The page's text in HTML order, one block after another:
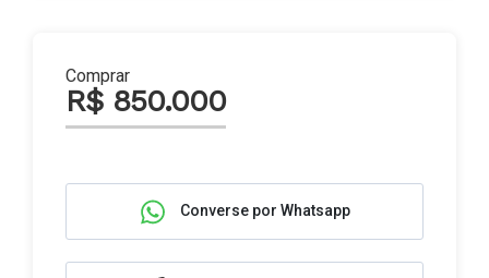
Comprar
R$ 850.000
Converse por Whatsapp